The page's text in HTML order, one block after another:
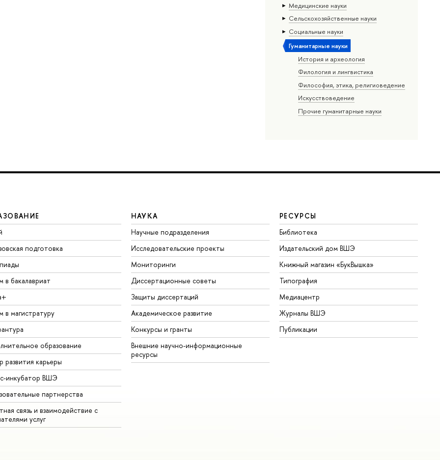
Медицинские науки
Сельскохозяйственные науки
Социальные науки
Гуманитарные науки
История и археология
Филология и лингвистика
Философия, этика, религиоведение
Искусствоведение
Прочие гуманитарные науки
подготовка
в бакалавриат
в магистратуру
образование
развития карьеры
инкубатор ВШЭ
партнерства
связь и взаимодействие с
услуг
НАУКА
Научные подразделения
Исследовательские проекты
Мониторинги
Диссертационные советы
Защиты диссертаций
Академическое развитие
Конкурсы и гранты
Внешние научно-информационные
ресурсы
РЕСУРСЫ
Библиотека
Издательский дом ВШЭ
Книжный магазин «БукВышка»
Типография
Медиацентр
Журналы ВШЭ
Публикации